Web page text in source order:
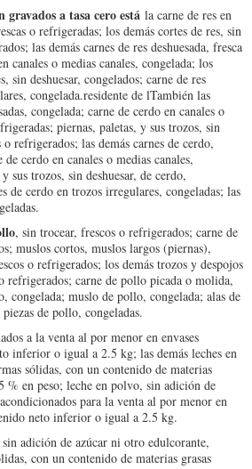
gravados a tasa cero estála carne de res en
o refrigeradas; los demás cortes de res, sin
las demás carnes de res deshuesada, fresca
canales o medias canales, congelada; los
sin deshuesar, congelados; carne de res
congelada.residente de lTambién las
congelada; carne de cerdo en canales o
piernas, paletas, y sus trozos, sin
refrigerados; las demás carnes de cerdo,
cerdo en canales o medias canales,
sus trozos, sin deshuesar, de cerdo,
de cerdo en trozos irregulares, congeladas; las
, sin trocear, frescos o refrigerados; carne de
muslos cortos, muslos largos (piernas),
o refrigerados; los demás trozos y despojos
refrigerados; carne de pollo picada o molida,
congelada; muslo de pollo, congelada; alas de
de pollo, congeladas.
a la venta al por menor en envases
inferior o igual a 2.5 kg; las demás leches en
sólidas, con un contenido de materias
% en peso; leche en polvo, sin adición de
para la venta al por menor en
neto inferior o igual a 2.5 kg.
adición de azúcar ni otro edulcorante,
con un contenido de materias grasas